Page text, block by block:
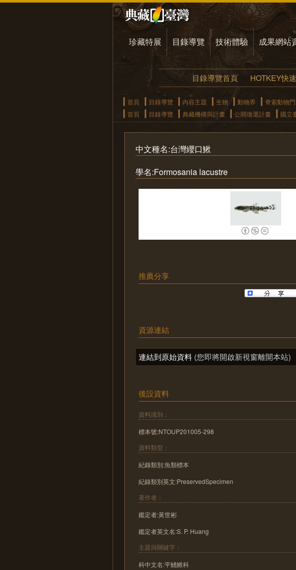
珍藏特展 目錄導覽 技術體驗 成果網站
目錄導覽首頁 HOTKEY快
首頁 目錄導覽 內容主題 生物 動物界 脊索動物門
首頁
目錄導覽 典藏機構與計畫 公開徵選計畫 國立
中文種名:台灣纓口鰍
學名:Formosania lacustre
推薦分享
資源連結
連結到原始資料 (您即將開啟新視窗離開本站)
後設資料
資料識別：
標本號:NTOUP201005-298
資料類型：
紀錄類別:魚類標本
紀錄類別英文:PreservedSpecimen
著作者：
鑑定者:黃世彬
鑑定者英文名:S. P. Huang
主題與關鍵字：
科中文名:平鰭鰍科